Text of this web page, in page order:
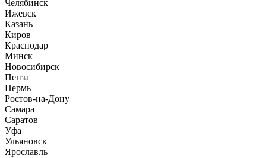
Челябинск
Ижевск
Казань
Киров
Краснодар
Минск
Новосибирск
Пенза
Пермь
Ростов-на-Дону
Самара
Саратов
Уфа
Ульяновск
Ярославль